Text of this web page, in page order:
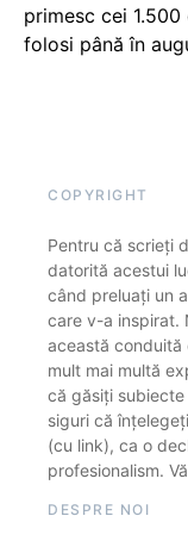
primesc cei
folosi până în
COPYRIGHT
Pentru că scrieți
datorită acestui
când preluați un
care v-a inspirat.
această conduită
mult mai multă
că găsiți
siguri că
(cu link), ca o
profesionalism.
DESPRE NOI